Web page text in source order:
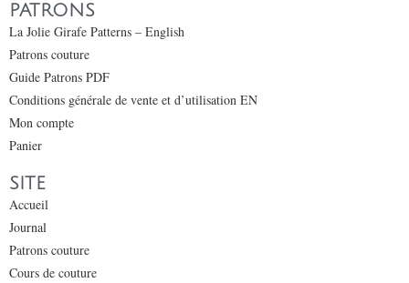
PATRONS
La Jolie Girafe Patterns – English
Patrons couture
Guide Patrons PDF
Conditions générale de vente et d’utilisation EN
Mon compte
Panier
SITE
Accueil
Journal
Patrons couture
Cours de couture